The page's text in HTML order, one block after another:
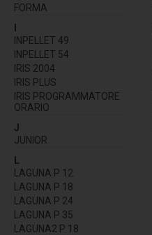
FORMA
I
INPELLET 49
INPELLET 54
IRIS 2004
IRIS PLUS
IRIS PROGRAMMATORE
ORARIO
J
JUNIOR
L
LAGUNA P 12
LAGUNA P 18
LAGUNA P 24
LAGUNA P 35
LAGUNA2 P 18